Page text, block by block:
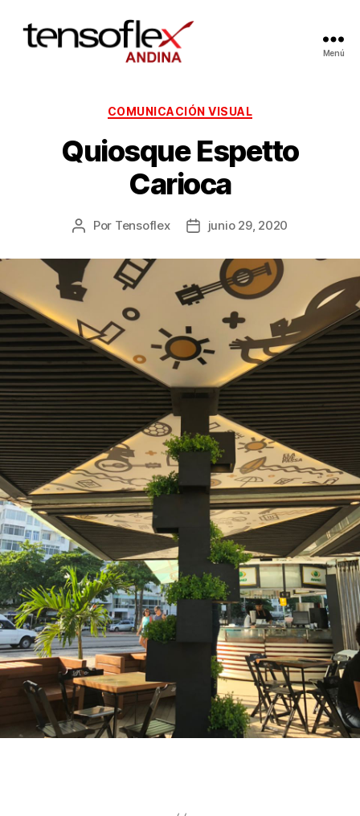
Menú
COMUNICACIÓN VISUAL
Quiosque Espetto
Carioca
Por Tensoflex junio 29, 2020